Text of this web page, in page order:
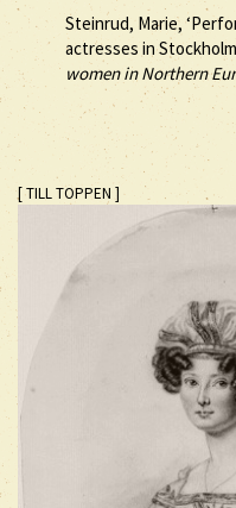
Steinrud, Marie,
actresses in
women in Northern
[ TILL TOPPEN ]